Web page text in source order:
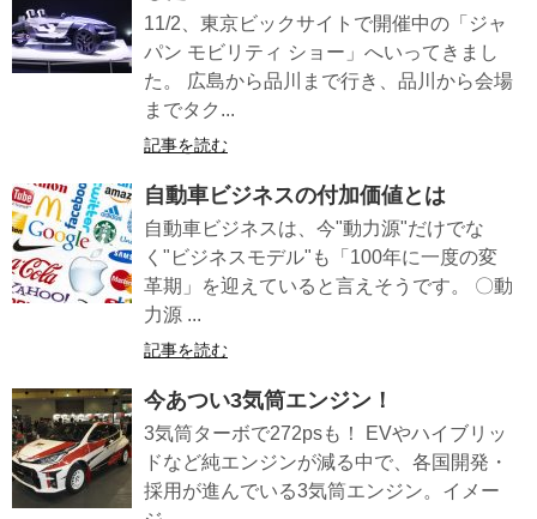
11/2、東京ビックサイトで開催中の「ジャ
パン モビリティ ショー」へいってきまし
た。 広島から品川まで行き、品川から会場
までタク...
記事を読む
自動車ビジネスの付加価値とは
自動車ビジネスは、今"動力源"だけでな
く"ビジネスモデル"も「100年に一度の変
革期」を迎えていると言えそうです。 〇動
力源 ...
記事を読む
今あつい3気筒エンジン！
3気筒ターボで272psも！ EVやハイブリッ
ドなど純エンジンが減る中で、各国開発・
採用が進んでいる3気筒エンジン。イメー